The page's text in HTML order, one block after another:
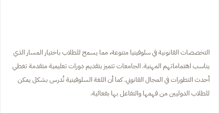
التخصصات القانونية في سلوفينيا متنوعة، مما يسمح للطلاب باختيار المسار الذي
يناسب اهتماماتهم المهنية. الجامعات تتميز بتقديم دورات تعليمية متقدمة تغطي
أحدث التطورات في المجال القانوني. كما أن اللغة السلوفينية تُدرس بشكل يمكن
للطلاب الدوليين من فهمها والتفاعل بها بفعالية.